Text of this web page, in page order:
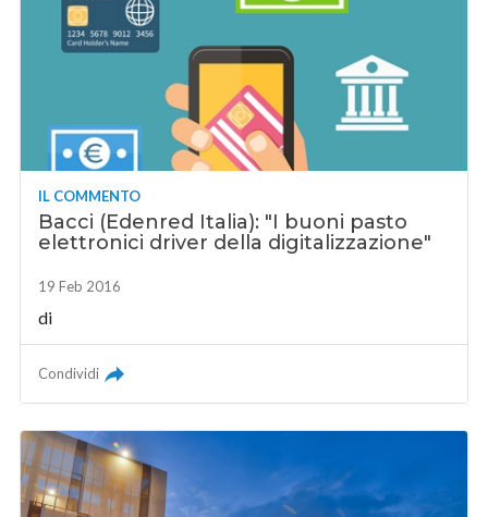
IL COMMENTO
Bacci (Edenred Italia): "I buoni pasto
elettronici driver della digitalizzazione"
19 Feb 2016
di
Condividi